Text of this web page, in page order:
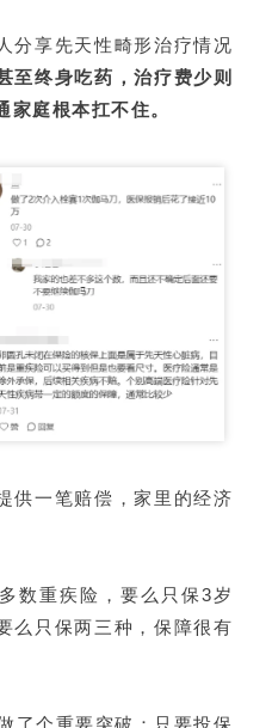
分享先天性畸形治疗情况
至终身吃药，治疗费少则
家庭根本扛不住。
供一笔赔偿，家里的经济
数重疾险，要么只保3岁
么只保两三种，保障很有